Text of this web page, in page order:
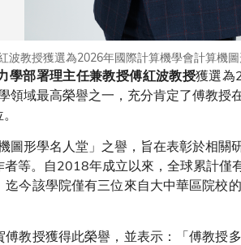
教授獲選為2026年國際計算機學會計算機
學部署理主任兼教授傅紅波教授獲選為
域最高榮譽之一，充分肯定了傅教授
形學名人堂」之譽，旨在表彰於相關
等。自2018年成立以來，全球累計僅
今該學院僅有三位來自大中華區院校
傅教授獲得此榮譽，並表示：「傅教授